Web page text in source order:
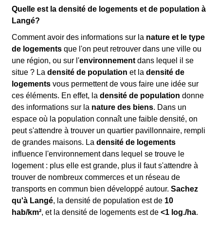
Quelle est la densité de logements et de population à
Langé?
Comment avoir des informations sur la nature et le type
de logements que l'on peut retrouver dans une ville ou
une région, ou sur l'environnement dans lequel il se
situe ? La densité de population et la densité de
logements vous permettent de vous faire une idée sur
ces éléments. En effet, la densité de population donne
des informations sur la nature des biens. Dans un
espace où la population connaît une faible densité, on
peut s'attendre à trouver un quartier pavillonnaire, rempli
de grandes maisons. La densité de logements
influence l'environnement dans lequel se trouve le
logement : plus elle est grande, plus il faut s'attendre à
trouver de nombreux commerces et un réseau de
transports en commun bien développé autour. Sachez
qu'à Langé, la densité de population est de 10
hab/km², et la densité de logements est de <1 log./ha.